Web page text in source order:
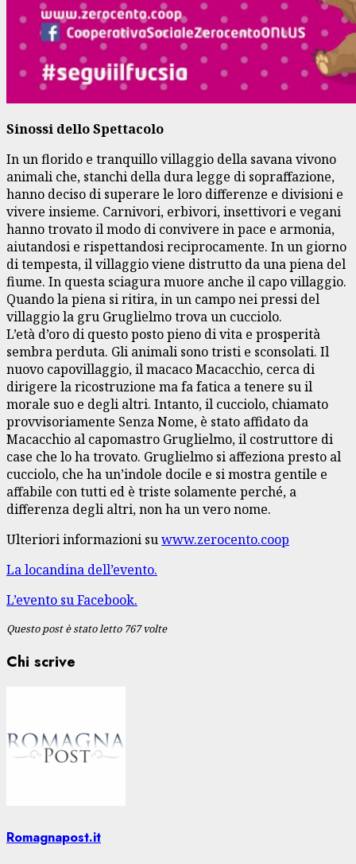
Sinossi dello Spettacolo
In un florido e tranquillo villaggio della savana vivono
animali che, stanchi della dura legge di sopraffazione,
hanno deciso di superare le loro differenze e divisioni e
vivere insieme. Carnivori, erbivori, insettivori e vegani
hanno trovato il modo di convivere in pace e armonia,
aiutandosi e rispettandosi reciprocamente. In un giorno
di tempesta, il villaggio viene distrutto da una piena del
fiume. In questa sciagura muore anche il capo villaggio.
Quando la piena si ritira, in un campo nei pressi del
villaggio la gru Gruglielmo trova un cucciolo.
L’età d’oro di questo posto pieno di vita e prosperità
sembra perduta. Gli animali sono tristi e sconsolati. Il
nuovo capovillaggio, il macaco Macacchio, cerca di
dirigere la ricostruzione ma fa fatica a tenere su il
morale suo e degli altri. Intanto, il cucciolo, chiamato
provvisoriamente Senza Nome, è stato affidato da
Macacchio al capomastro Gruglielmo, il costruttore di
case che lo ha trovato. Gruglielmo si affeziona presto al
cucciolo, che ha un’indole docile e si mostra gentile e
affabile con tutti ed è triste solamente perché, a
differenza degli altri, non ha un vero nome.
Ulteriori informazioni suwww.zerocento.coop
La locandina dell’evento.
L’evento su Facebook.
Questo post è stato letto 767 volte
Chi scrive
Romagnapost.it